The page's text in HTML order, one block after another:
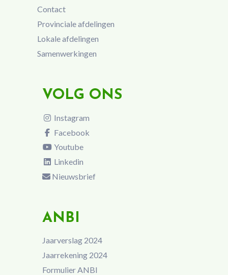
Contact
Provinciale afdelingen
Lokale afdelingen
Samenwerkingen
VOLG ONS
Instagram
Facebook
Youtube
Linkedin
Nieuwsbrief
ANBI
Jaarverslag 2024
Jaarrekening 2024
Formulier ANBI